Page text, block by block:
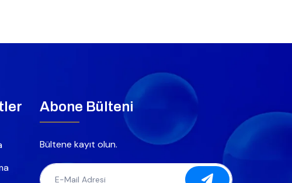
Abone Bülteni
Bültene kayıt olun.